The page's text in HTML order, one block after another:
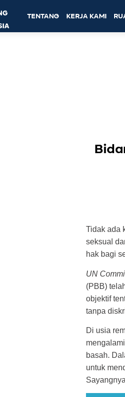
TENTANG KERJA KAMI
Tidak ada
seksual
hak bagi
UN
(PBB)
objektif
tanpa
Di usia
basah.
untuk